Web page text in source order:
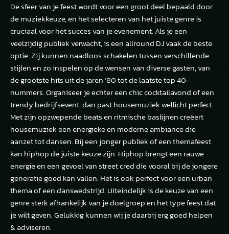
De sfeer van je feest wordt voor een groot deel bepaald door
de muziekkeuze, en het selecteren van het juiste genre is
cruciaal voor het succes van je evenement. Als je een
veelzijdig publiek verwacht, is een allround DJ vaak de beste
optie. Zij kunnen naadloos schakelen tussen verschillende
stijlen en zo inspelen op de wensen van diverse gasten, van
de grootste hits uit de jaren ’80 tot de laatste top 40-
nummers. Organiseer je echter een chic cocktailavond of een
trendy bedrijfsevent, dan past housemuziek wellicht perfect.
Met zijn opzwepende beats en ritmische baslijnen creëert
housemuziek een energieke en moderne ambiance die
aanzet tot dansen. Bij een jonger publiek of een themafeest
kan hiphop de juiste keuze zijn. Hiphop brengt een rauwe
energie en een gevoel van street cred die vooral bij de jongere
generatie goed kan vallen. Het is ook perfect voor een urban
thema of een danswedstrijd. Uiteindelijk is de keuze van een
genre sterk afhankelijk van je doelgroep en het type feest dat
je wilt geven. Gelukkig kunnen wij je daarbij erg goed helpen
& adviseren.